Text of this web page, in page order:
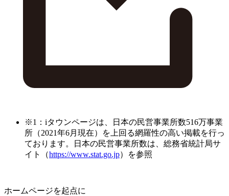
※1：iタウンページは、日本の民営事業所数516万事業
所（2021年6月現在）を上回る網羅性の高い掲載を行っ
ております。日本の民営事業所数は、総務省統計局サ
イト（https://www.stat.go.jp）を参照
ホームページを起点に